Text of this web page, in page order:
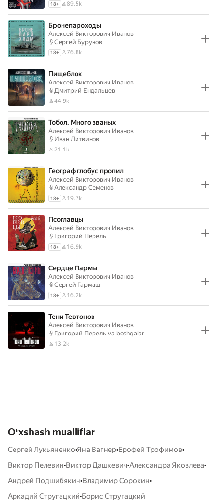
18+ 89.5k
Бронепароходы
Алексей Викторович Иванов
Сергей Бурунов
18+ 76.8k
Пищеблок
Алексей Викторович Иванов
Дмитрий Ендальцев
44.9k
Тобол. Много званых
Алексей Викторович Иванов
Иван Литвинов
21.1k
Географ глобус пропил
Алексей Викторович Иванов
Александр Семенов
18+ 19.7k
Псоглавцы
Алексей Викторович Иванов
Григорий Перель
18+ 16.9k
Сердце Пармы
Алексей Викторович Иванов
Сергей Гармаш
18+ 16.2k
Тени Тевтонов
Алексей Викторович Иванов
Григорий Перель va boshqalar
13.2k
Oʻxshash mualliflar
Сергей Лукьяненко•Яна Вагнер•Ерофей Трофимов•
Виктор Пелевин•Виктор Дашкевич•Александра Яковлева•
Андрей Подшибякин•Владимир Сорокин•
Аркадий Стругацкий•Борис Стругацкий